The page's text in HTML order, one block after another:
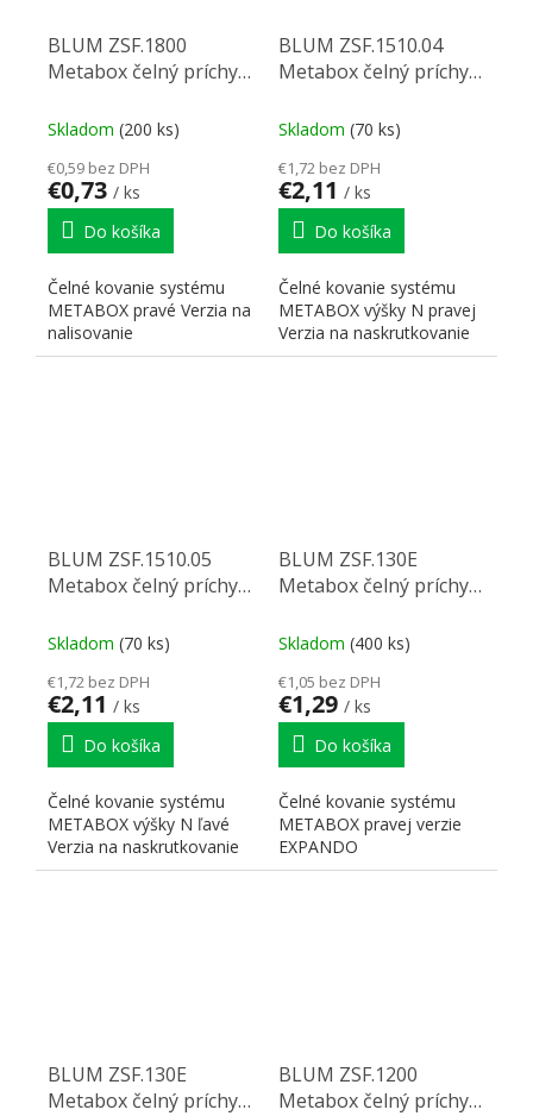
BLUM ZSF.1800
Metabox čelný príchyt
Skladom (200 ks)
€0,59 bez DPH
€0,73 / ks
Do košíka
Čelné kovanie systému
METABOX pravé Verzia na
nalisovanie
BLUM ZSF.1510.04
Metabox čelný príchyt
Skladom (70 ks)
€1,72 bez DPH
€2,11 / ks
Do košíka
Čelné kovanie systému
METABOX výšky N pravej
Verzia na naskrutkovanie
BLUM ZSF.1510.05
Metabox čelný príchyt
Skladom (70 ks)
€1,72 bez DPH
€2,11 / ks
Do košíka
Čelné kovanie systému
METABOX výšky N ľavé
Verzia na naskrutkovanie
BLUM ZSF.130E
Metabox čelný príchyt
Skladom (400 ks)
€1,05 bez DPH
€1,29 / ks
Do košíka
Čelné kovanie systému
METABOX pravej verzie
EXPANDO
BLUM ZSF.130E
Metabox čelný príchyt
BLUM ZSF.1200
Metabox čelný príchyt